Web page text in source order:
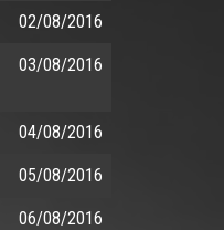
02/08/2016
03/08/2016
04/08/2016
05/08/2016
06/08/2016